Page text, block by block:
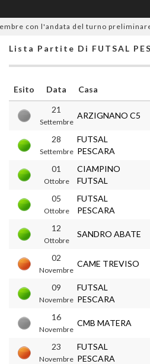
con l'andata del turno preliminare:
Lista Partite Di FUTSAL
Esito Data Casa
21
Settembre
ARZIGNANO C5
28
Settembre
FUTSAL
PESCARA
01
Ottobre
CIAMPINO
FUTSAL
05
Ottobre
FUTSAL
PESCARA
12
Ottobre
SANDRO ABATE
02
Novembre
CAME TREVISO
09
Novembre
FUTSAL
PESCARA
16
Novembre
CMB MATERA
23
Novembre
FUTSAL
PESCARA